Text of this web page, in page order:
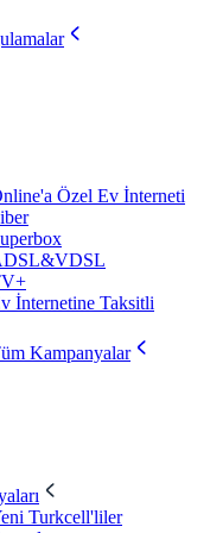
Özel Ev İnterneti
İnternetine Taksitli
Kampanyalar
Turkcell'liler